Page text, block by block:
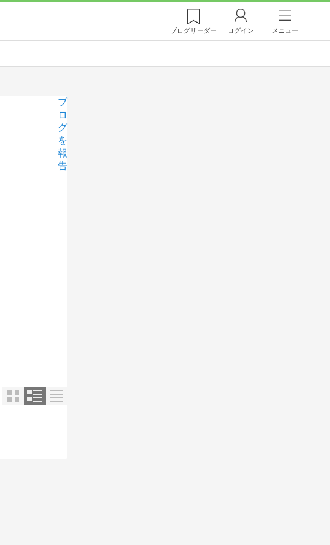
ブログリーダー ログイン メニュー
ブ
ロ
グ
を
報
告